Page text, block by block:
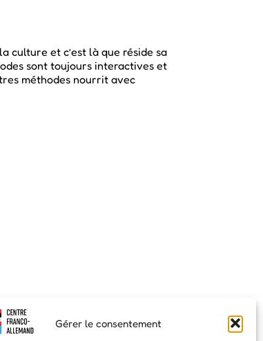
Gérer le consentement
culture et c’est là que réside sa
sont toujours interactives et
méthodes nourrit avec